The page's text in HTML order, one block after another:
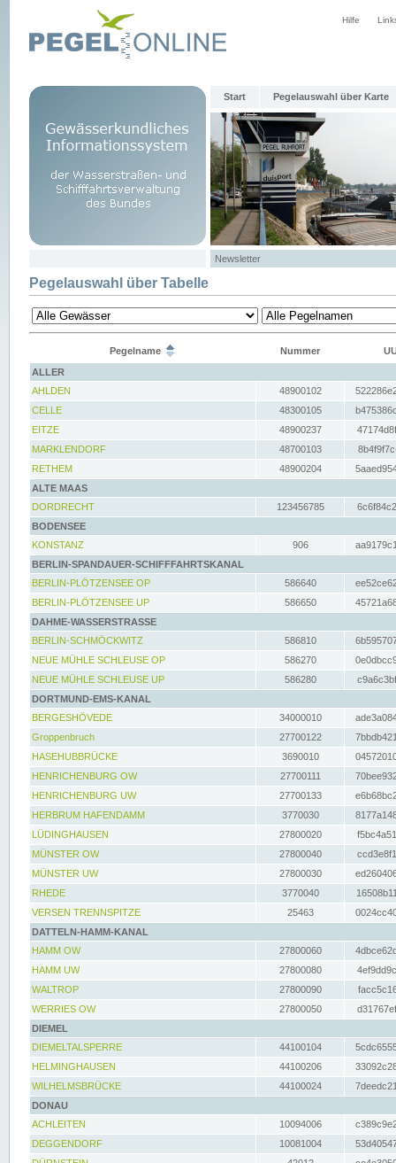
Hilfe
Start Pegelauswahl über Karte
Newsletter
Pegelauswahl über Tabelle
Pegelname Nummer
ALLER
AHLDEN
48900102
CELLE
48300105
EITZE
48900237
MARKLENDORF
48700103
RETHEM
48900204
ALTE MAAS
DORDRECHT
123456785
BODENSEE
KONSTANZ
906
BERLIN-SPANDAUER-SCHIFFFAHRTSKANAL
BERLIN-PLÖTZENSEE OP
586640
BERLIN-PLÖTZENSEE UP
586650
DAHME-WASSERSTRASSE
BERLIN-SCHMÖCKWITZ
586810
NEUE MÜHLE SCHLEUSE OP
586270
NEUE MÜHLE SCHLEUSE UP
586280
DORTMUND-EMS-KANAL
BERGESHÖVEDE
34000010
Groppenbruch
27700122
HASEHUBBRÜCKE
3690010
HENRICHENBURG OW
27700111
HENRICHENBURG UW
27700133
HERBRUM HAFENDAMM
3770030
LÜDINGHAUSEN
27800020
MÜNSTER OW
27800040
MÜNSTER UW
27800030
RHEDE
3770040
VERSEN TRENNSPITZE
25463
DATTELN-HAMM-KANAL
HAMM OW
27800060
HAMM UW
27800080
WALTROP
27800090
WERRIES OW
27800050
DIEMEL
DIEMELTALSPERRE
44100104
HELMINGHAUSEN
44100206
WILHELMSBRÜCKE
44100024
DONAU
ACHLEITEN
10094006
DEGGENDORF
10081004